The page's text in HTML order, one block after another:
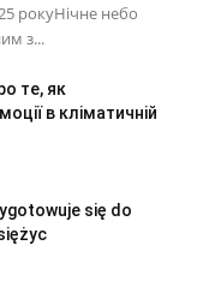
рокуНічне небо
з...
те, як
в кліматичній
się do